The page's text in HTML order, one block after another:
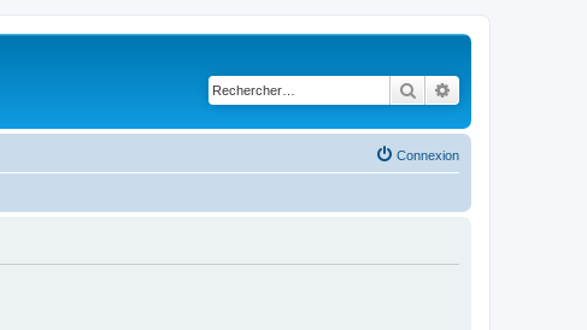
Rechercher
Connexion